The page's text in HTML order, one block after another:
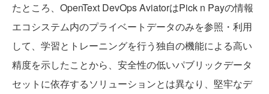
たところ、OpenText DevOps AviatorはPick n Payの情報
エコシステム内のプライベートデータのみを参照・利用
して、学習とトレーニングを行う独自の機能による高い
精度を示したことから、安全性の低いパブリックデータ
セットに依存するソリューションとは異なり、堅牢なデ